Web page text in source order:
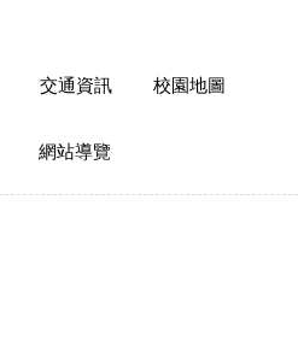
交通資訊 校園地圖
網站導覽